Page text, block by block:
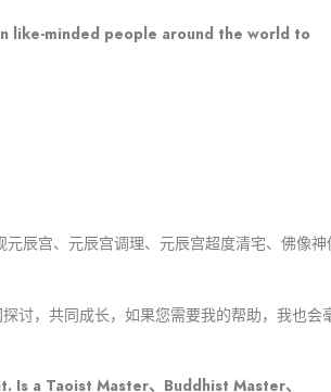
like-minded people around the world to
辰宫、元辰宫调理、元辰宫超度清宅、佛像神
讨，共同成长，如果您需要我的帮助，我也会
a Taoist Master、Buddhist Master、